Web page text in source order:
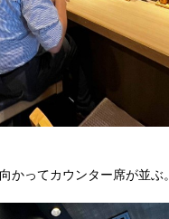
かってカウンター席が並ぶ。